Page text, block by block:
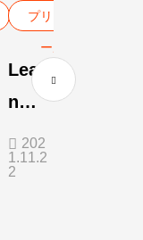
プリスク
ール
Lear
n
how
to
202
1.11.2
2